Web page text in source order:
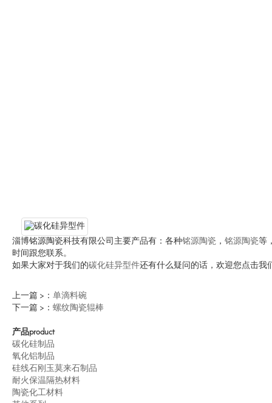
淄博铭源陶瓷科技有限公司主要产品有：各种铭源陶瓷 ， 铭源陶瓷等
时间跟您联系。
如果大家对于我们的碳化硅异型件还有什么疑问的话，欢迎您点击我
上一篇 >： 单滴料碗
下一篇 >： 螺纹陶瓷辊棒
产品product
碳化硅制品
氧化铝制品
硅线石刚玉莫来石制品
耐火保温隔热材料
陶瓷化工材料